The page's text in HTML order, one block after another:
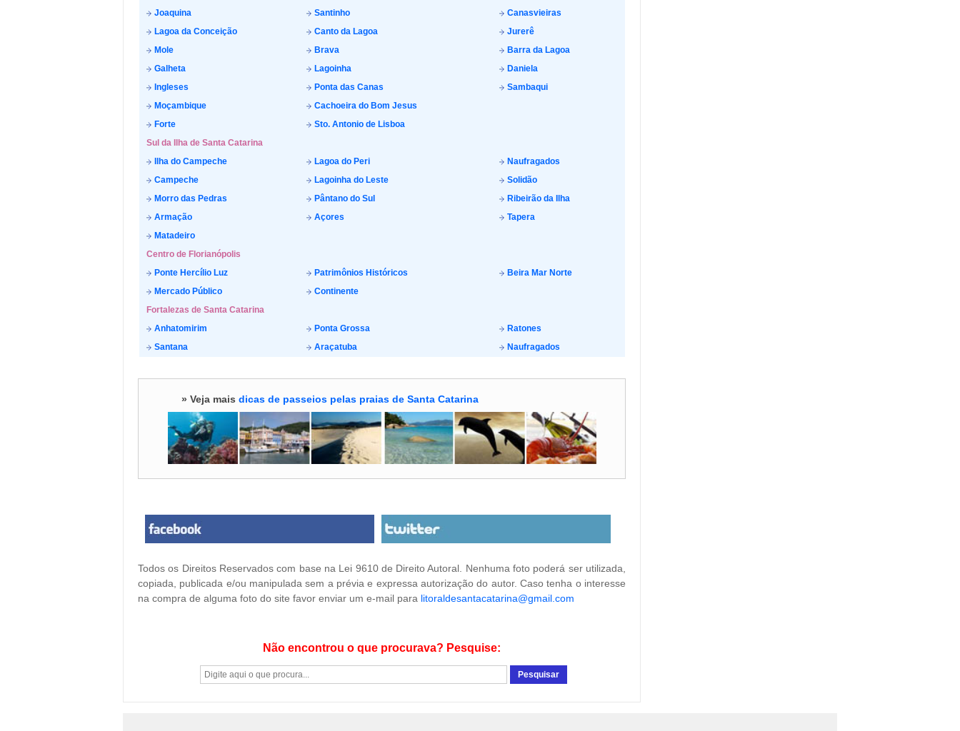
Joaquina
Santinho
Canasvieiras
Lagoa da Conceição
Canto da Lagoa
Jurerê
Mole
Brava
Barra da Lagoa
Galheta
Lagoinha
Daniela
Ingleses
Ponta das Canas
Sambaqui
Moçambique
Cachoeira do Bom Jesus
Forte
Sto. Antonio de Lisboa
Sul da Ilha de Santa Catarina
Ilha do Campeche
Lagoa do Peri
Naufragados
Campeche
Lagoinha do Leste
Solidão
Morro das Pedras
Pântano do Sul
Ribeirão da Ilha
Armação
Açores
Tapera
Matadeiro
Centro de Florianópolis
Ponte Hercílio Luz
Patrimônios Históricos
Beira Mar Norte
Mercado Público
Continente
Fortalezas de Santa Catarina
Anhatomirim
Ponta Grossa
Ratones
Santana
Araçatuba Naufragados
» Veja mais dicas de passeios pelas praias de Santa Catarina
Todos os Direitos Reservados com base na Lei 9610 de Direito Autoral. Nenhuma foto poderá ser utilizada,
copiada, publicada e/ou manipulada sem a prévia e expressa autorização do autor. Caso tenha o interesse
na compra de alguma foto do site favor enviar um e-mail para litoraldesantacatarina@gmail.com
Não encontrou o que procurava? Pesquise: